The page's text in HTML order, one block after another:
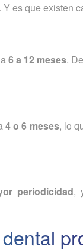
es que existen
6 a 12 meses.
4 o 6 meses, lo
periodicidad,